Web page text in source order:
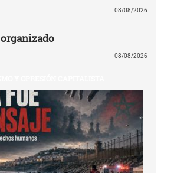
08/08/2026
08/08/2026